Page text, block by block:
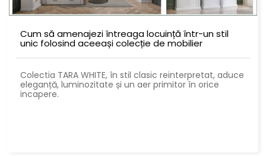
Cum să amenajezi întreaga locuință într-un stil
unic folosind aceeași colecție de mobilier
Colectia TARA WHITE, în stil clasic reinterpretat, aduce
eleganță, luminozitate și un aer primitor în orice
incapere.